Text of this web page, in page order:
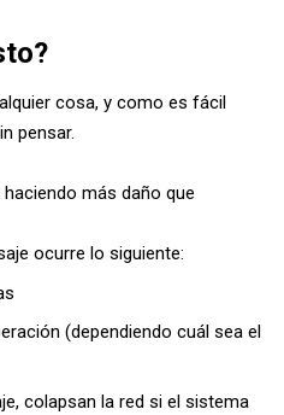
cosa, y como es fácil
pensar.
más daño que
ocurre lo siguiente:
(dependiendo cuál sea el
colapsan la red si el sistema